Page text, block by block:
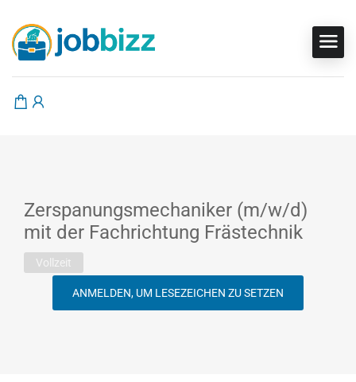
Zerspanungsmechaniker (m/w/d)
mit der Fachrichtung Frästechnik
Vollzeit
ANMELDEN, UM LESEZEICHEN ZU SETZEN